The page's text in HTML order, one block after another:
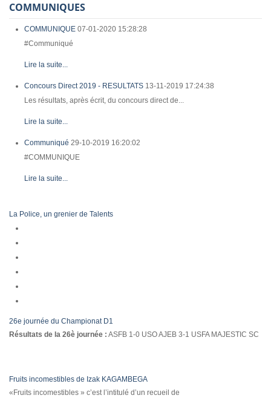
COMMUNIQUES
COMMUNIQUE 07-01-2020 15:28:28
#Communiqué
Lire la suite...
Concours Direct 2019 - RESULTATS 13-11-2019 17:24:38
Les résultats, après écrit, du concours direct de...
Lire la suite...
Communiqué 29-10-2019 16:20:02
#COMMUNIQUE
Lire la suite...
La Police, un grenier de Talents
26e journée du Championat D1
Résultats de la 26è journée : ASFB 1-0 USO AJEB 3-1 USFA MAJESTIC SC
Fruits incomestibles de Izak KAGAMBEGA
«Fruits incomestibles » c’est l’intitulé d’un recueil de